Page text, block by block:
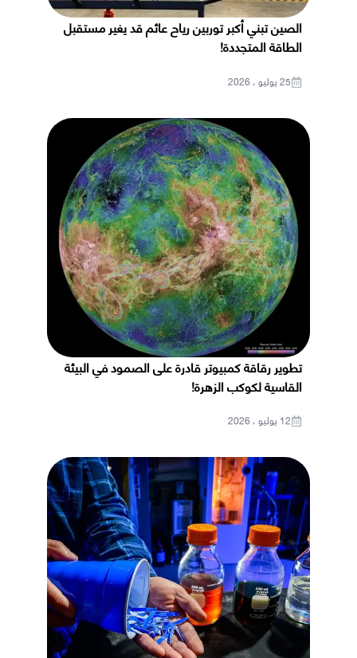
الصين تبني أكبر توربين رياح عائم قد يغير مستقبل
الطاقة المتجددة!
25 يوليو ، 2026
تطوير رقاقة كمبيوتر قادرة على الصمود في البيئة
القاسية لكوكب الزهرة!
12 يوليو ، 2026